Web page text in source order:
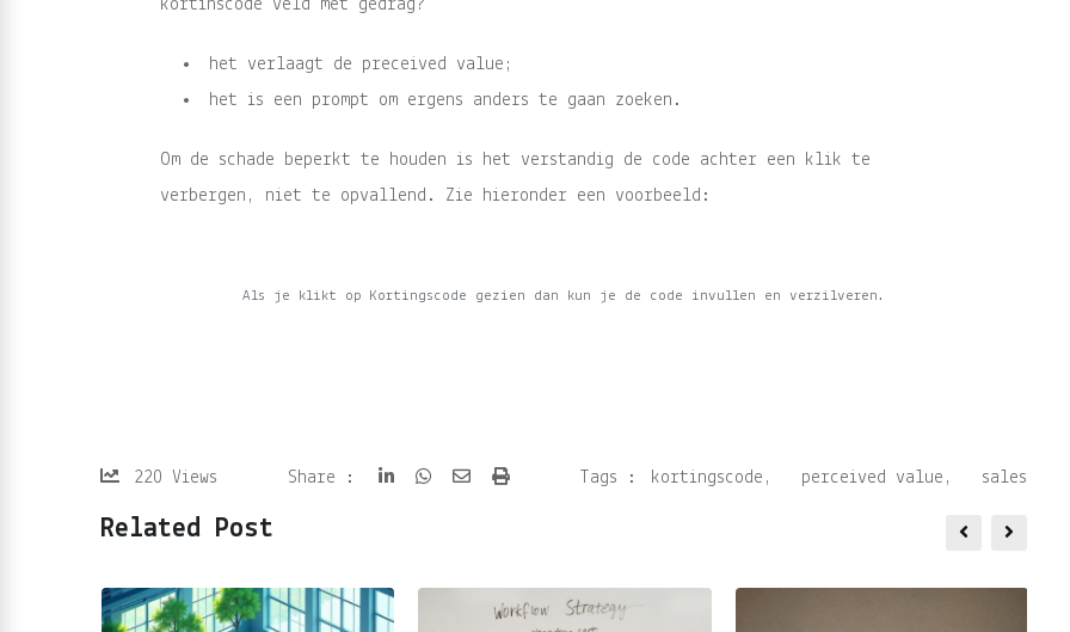
kortinscode veld met gedrag?
het verlaagt de preceived value;
het is een prompt om ergens anders te gaan zoeken.
Om de schade beperkt te houden is het verstandig de code achter een klik te
verbergen, niet te opvallend. Zie hieronder een voorbeeld:
Als je klikt op Kortingscode gezien dan kun je de code invullen en verzilveren.
220 Views Share : Tags : kortingscode , perceived value , sales
Related Post